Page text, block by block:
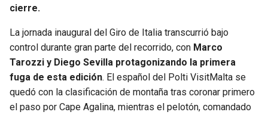
SAINTS
BUCCANEERS
cierre.
La jornada inaugural del Giro de Italia transcurrió bajo
control durante gran parte del recorrido, con Marco
Tarozzi y Diego Sevilla protagonizando la primera
fuga de esta edición. El español del Polti VisitMalta se
quedó con la clasificación de montaña tras coronar primero
el paso por Cape Agalina, mientras el pelotón, comandado